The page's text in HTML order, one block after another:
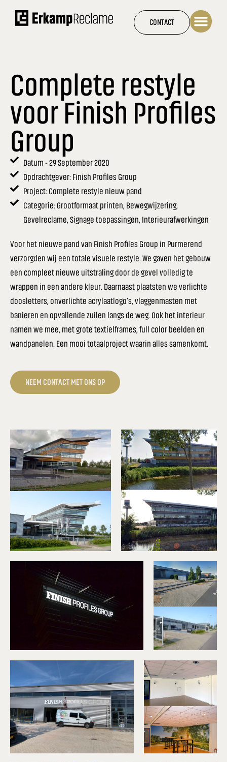
CONTACT
Complete restyle
voor Finish Profiles
Group
Datum - 29 September 2020
Opdrachtgever: Finish Profiles Group
Project: Complete restyle nieuw pand
Categorie: Grootformaat printen, Bewegwijzering,
Gevelreclame, Signage toepassingen, Interieurafwerkingen
Voor het nieuwe pand van Finish Profiles Group in Purmerend
verzorgden wij een totale visuele restyle. We gaven het gebouw
een compleet nieuwe uitstraling door de gevel volledig te
wrappen in een andere kleur. Daarnaast plaatsten we verlichte
doosletters, onverlichte acrylaatlogo’s, vlaggenmasten met
banieren en opvallende zuilen langs de weg. Ook het interieur
namen we mee, met grote textielframes, full color beelden en
wandpanelen. Een mooi totaalproject waarin alles samenkomt.
NEEM CONTACT MET ONS OP